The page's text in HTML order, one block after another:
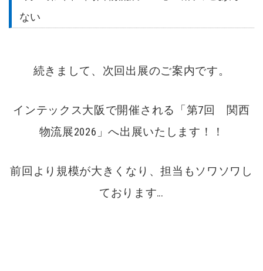
ない
続きまして、次回出展のご案内です。
インテックス大阪で開催される「第7回 関西
物流展2026」へ出展いたします！！
前回より規模が大きくなり、担当もソワソワし
ております…